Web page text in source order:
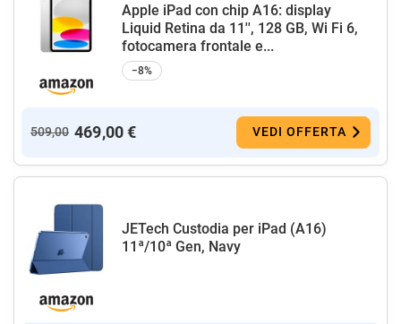
Apple iPad con chip A16: display
Liquid Retina da 11'', 128 GB, Wi Fi 6,
fotocamera frontale e...
−8%
509,00 469,00 € VEDI OFFERTA
JETech Custodia per iPad (A16)
11ª/10ª Gen, Navy